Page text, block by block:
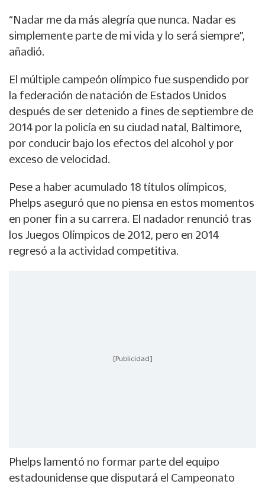
“Nadar me da más alegría que nunca. Nadar es
simplemente parte de mi vida y lo será siempre”,
añadió.
El múltiple campeón olímpico fue suspendido por
la federación de natación de Estados Unidos
después de ser detenido a fines de septiembre de
2014 por la policía en su ciudad natal, Baltimore,
por conducir bajo los efectos del alcohol y por
exceso de velocidad.
Pese a haber acumulado 18 títulos olímpicos,
Phelps aseguró que no piensa en estos momentos
en poner fin a su carrera. El nadador renunció tras
los Juegos Olímpicos de 2012, pero en 2014
regresó a la actividad competitiva.
[Publicidad]
Phelps lamentó no formar parte del equipo
estadounidense que disputará el Campeonato